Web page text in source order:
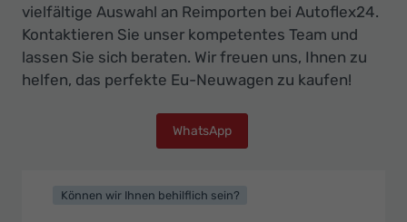
vielfältige Auswahl an Reimporten bei Autoflex24.
Kontaktieren Sie unser kompetentes Team und
lassen Sie sich beraten. Wir freuen uns, Ihnen zu
helfen, das perfekte Eu-Neuwagen zu kaufen!
WhatsApp
Können wir Ihnen behilflich sein?